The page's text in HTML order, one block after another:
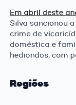
Em abril deste
Silva sancionou a
crime de
doméstica e
hediondos, com
Regiões